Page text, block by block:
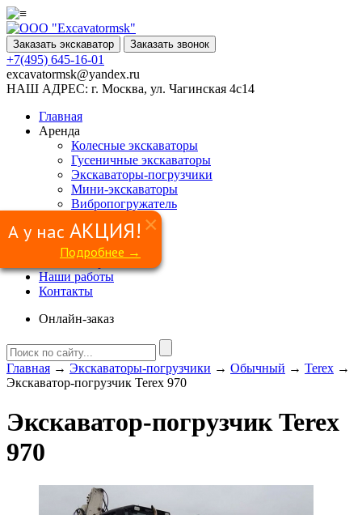
×
А у нас АКЦИЯ!
Подробнее →
Заказать экскаватор Заказать звонок
+7(495) 645-16-01
excavatormsk@yandex.ru
НАШ АДРЕС: г. Москва, ул. Чагинская 4с14
Главная
Аренда
Колесные экскаваторы
Гусеничные экскаваторы
Экскаваторы-погрузчики
Мини-экскаваторы
Вибропогружатель
Гидромолот
Грейфер
Сваерезка
Наши работы
Контакты
Онлайн-заказ
Главная → Экскаваторы-погрузчики → Обычный → Terex →
Экскаватор-погрузчик Terex 970
Экскаватор-погрузчик Terex
970